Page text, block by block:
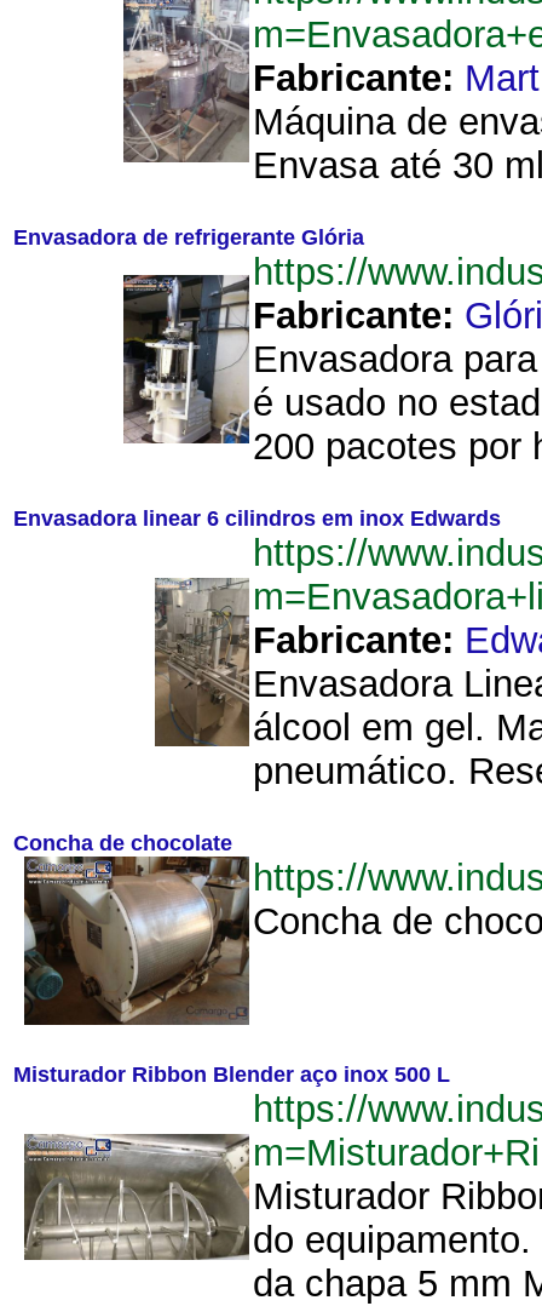
Fabricante:
Máquina de
Envasa até 30
Envasadora de refrigerante Glória
https://
Fabricante:
Envasadora
é usado no
200 pacotes por
Envasadora linear 6 cilindros em inox Edwards
https://
Fabricante:
Envasadora
álcool em gel.
pneumático.
Concha de chocolate
https://
Concha de
Misturador Ribbon Blender aço inox 500 L
https://
Misturador
do
da chapa 5 mm